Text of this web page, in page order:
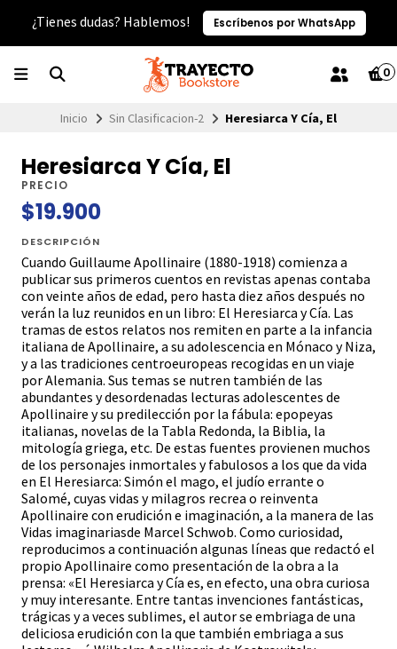
¿Tienes dudas? Hablemos! Escríbenos por WhatsApp
0
Inicio Sin Clasificacion-2 Heresiarca Y Cía, El
Heresiarca Y Cía, El
PRECIO
$19.900
DESCRIPCIÓN
Cuando Guillaume Apollinaire (1880-1918) comienza a
publicar sus primeros cuentos en revistas apenas contaba
con veinte años de edad, pero hasta diez años después no
verán la luz reunidos en un libro: El Heresiarca y Cía. Las
tramas de estos relatos nos remiten en parte a la infancia
italiana de Apollinaire, a su adolescencia en Mónaco y Niza,
y a las tradiciones centroeuropeas recogidas en un viaje
por Alemania. Sus temas se nutren también de las
abundantes y desordenadas lecturas adolescentes de
Apollinaire y su predilección por la fábula: epopeyas
italianas, novelas de la Tabla Redonda, la Biblia, la
mitología griega, etc. De estas fuentes provienen muchos
de los personajes inmortales y fabulosos a los que da vida
en El Heresiarca: Simón el mago, el judío errante o
Salomé, cuyas vidas y milagros recrea o reinventa
Apollinaire con erudición e imaginación, a la manera de las
Vidas imaginariasde Marcel Schwob. Como curiosidad,
reproducimos a continuación algunas líneas que redactó el
propio Apollinaire como presentación de la obra a la
prensa: «El Heresiarca y Cía es, en efecto, una obra curiosa
y muy interesante. Entre tantas invenciones fantásticas,
trágicas y a veces sublimes, el autor se embriaga de una
deliciosa erudición con la que también embriaga a sus